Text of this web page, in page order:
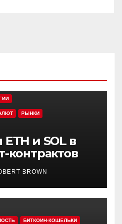
РЫНКИ
и SOL в
контрактов
BROWN
БИТКОИН-КОШЕЛЬКИ